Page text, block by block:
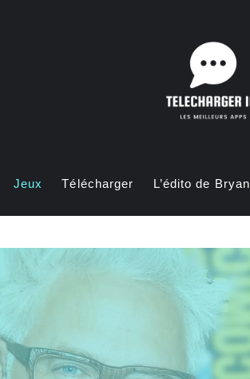
Jeux Télécharger L’édito de Bryan